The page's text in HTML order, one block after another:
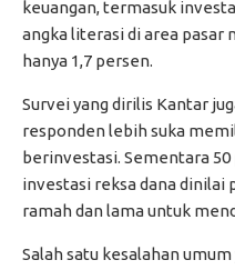
keuangan, termasuk
angka literasi di area pasar
hanya 1,7 persen.
Survei yang dirilis Kantar
responden lebih suka
berinvestasi. Sementara
investasi reksa dana dinilai
ramah dan lama untuk
Salah satu kesalahan